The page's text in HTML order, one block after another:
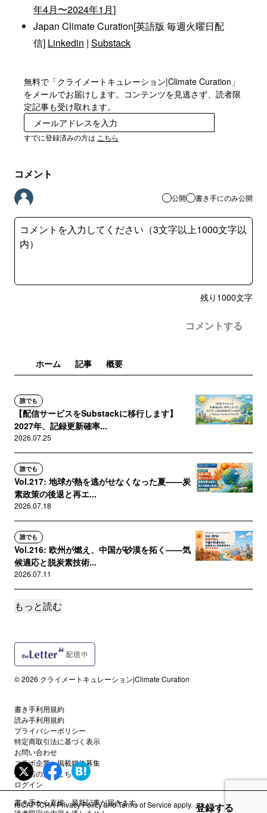
年4月〜2024年1月]
Japan Climate Curation[英語版 毎週火曜日配
信] Linkedin | Substack
無料で「クライメートキュレーション|Climate Curation」
をメールでお届けします。コンテンツを見逃さず、読者限
定記事も受け取れます。
すでに登録済みの方は こちら
コメント
公開 書き手にのみ公開
残り 1000文字
コメントする
ホーム 記事 概要
誰でも
【配信サービスをSubstackに移行します】
2027年、記録更新確率...
2026.07.25
誰でも
Vol.217: 地球が熱を逃がせなくなった夏——炭
素政策の後退と再エ...
2026.07.18
誰でも
Vol.216: 欧州が燃え、中国が砂漠を拓く——気
候適応と脱炭素技術...
2026.07.11
誰でも
2026.07.04
Vol.214: 中国が世界のエネルギーを動かす——
2026.06.27
誰でも
Vol.213: データセンターが世界を変える——電
力・規制・反発が同...
2026.06.20
誰でも
もっと読む
書き手から直接、最新記事が届きます。
登録する
© 2026 クライメートキュレーション|Climate Curation
書き手利用規約
読み手利用規約
プライバシーポリシー
特定商取引法に基づく表示
お問い合わせ
コラボ企業・掲載媒体募集
代理店の方はこちら
ログイン
reCAPTCHAPrivacy PolicyandTerms of Serviceapply.